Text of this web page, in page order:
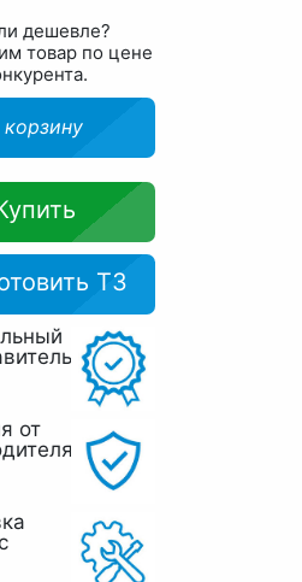
дешевле?
товар по цене
ТЗ
от